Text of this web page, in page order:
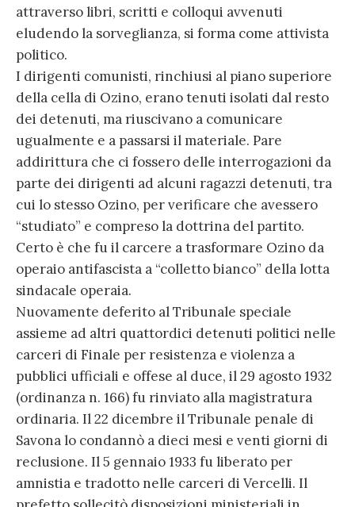
attraverso libri, scritti e colloqui avvenuti
eludendo la sorveglianza, si forma come attivista
politico.
I dirigenti comunisti, rinchiusi al piano superiore
della cella di Ozino, erano tenuti isolati dal resto
dei detenuti, ma riuscivano a comunicare
ugualmente e a passarsi il materiale. Pare
addirittura che ci fossero delle interrogazioni da
parte dei dirigenti ad alcuni ragazzi detenuti, tra
cui lo stesso Ozino, per verificare che avessero
“studiato” e compreso la dottrina del partito.
Certo è che fu il carcere a trasformare Ozino da
operaio antifascista a “colletto bianco” della lotta
sindacale operaia.
Nuovamente deferito al Tribunale speciale
assieme ad altri quattordici detenuti politici nelle
carceri di Finale per resistenza e violenza a
pubblici ufficiali e offese al duce, il 29 agosto 1932
(ordinanza n. 166) fu rinviato alla magistratura
ordinaria. Il 22 dicembre il Tribunale penale di
Savona lo condannò a dieci mesi e venti giorni di
reclusione. Il 5 gennaio 1933 fu liberato per
amnistia e tradotto nelle carceri di Vercelli. Il